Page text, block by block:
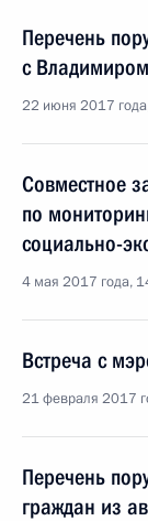
Перечень
с
22 июня 2017
Совместное
по
социально-
4 мая 2017 года,
Встреча с
21 февраля 2017
Перечень
граждан из